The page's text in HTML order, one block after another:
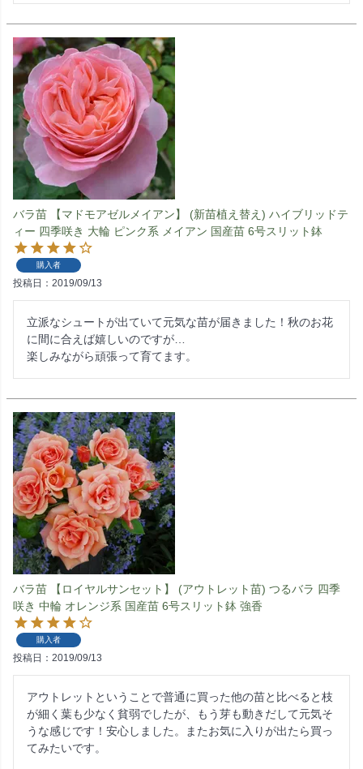
バラ苗 【マドモアゼルメイアン】 (新苗植え替え) ハイブリッドテ
ィー 四季咲き 大輪 ピンク系 メイアン 国産苗 6号スリット鉢
購入者
投稿日 2019/09/13
立派なシュートが出ていて元気な苗が届きました！秋のお花
に間に合えば嬉しいのですが…
楽しみながら頑張って育てます。
バラ苗 【ロイヤルサンセット】 (アウトレット苗) つるバラ 四季
咲き 中輪 オレンジ系 国産苗 6号スリット鉢 強香
購入者
投稿日 2019/09/13
アウトレットということで普通に買った他の苗と比べると枝
が細く葉も少なく貧弱でしたが、もう芽も動きだして元気そ
うな感じです！安心しました。またお気に入りが出たら買っ
てみたいです。